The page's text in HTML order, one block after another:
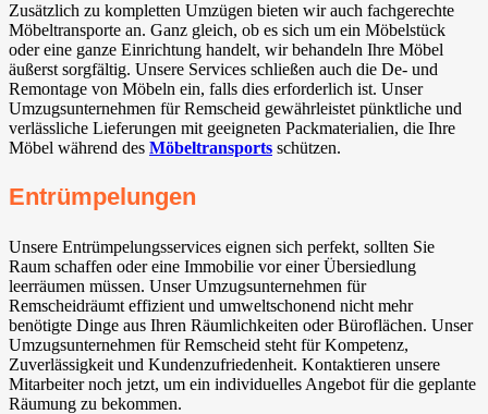
Zusätzlich zu kompletten Umzügen bieten wir auch fachgerechte
Möbeltransporte an. Ganz gleich, ob es sich um ein Möbelstück
oder eine ganze Einrichtung handelt, wir behandeln Ihre Möbel
äußerst sorgfältig. Unsere Services schließen auch die De- und
Remontage von Möbeln ein, falls dies erforderlich ist. Unser
Umzugsunternehmen für Remscheid gewährleistet pünktliche und
verlässliche Lieferungen mit geeigneten Packmaterialien, die Ihre
Möbel während des Möbeltransports schützen.
Entrümpelungen
Unsere Entrümpelungsservices eignen sich perfekt, sollten Sie
Raum schaffen oder eine Immobilie vor einer Übersiedlung
leerräumen müssen. Unser Umzugsunternehmen für
Remscheidräumt effizient und umweltschonend nicht mehr
benötigte Dinge aus Ihren Räumlichkeiten oder Büroflächen. Unser
Umzugsunternehmen für Remscheid steht für Kompetenz,
Zuverlässigkeit und Kundenzufriedenheit. Kontaktieren unsere
Mitarbeiter noch jetzt, um ein individuelles Angebot für die geplante
Räumung zu bekommen.